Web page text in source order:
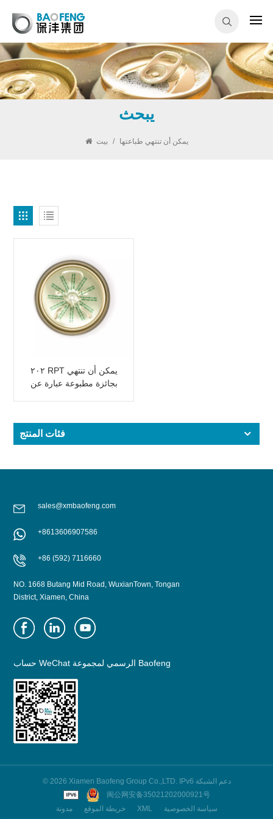
يبحث
بيت / يمكن أن تنتهي طباعتها
٢٠٢ RPT يمكن أن تنتهي
بجائزة مطبوعة عبارة عن
فئات المنتج
sales@xmbaofeng.com
+8613606907586
+86 (592) 7116660
NO. 1668 Butang Mid Road, WuxianTown, Tongan
District, Xiamen, China
حساب WeChat الرسمي لمجموعة Baofeng
© 2026 Xiamen Baofeng Group Co.,LTD. IPv6 دعم الشبكة
闽公网安备35021202000921号
مدونة
خريطة الموقع XML سياسة الخصوصية